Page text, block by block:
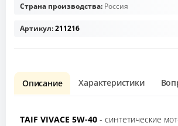
Страна производства: Россия
Артикул:211216
Описание Характеристики
TAIF VIVACE 5W-40 - синтетические